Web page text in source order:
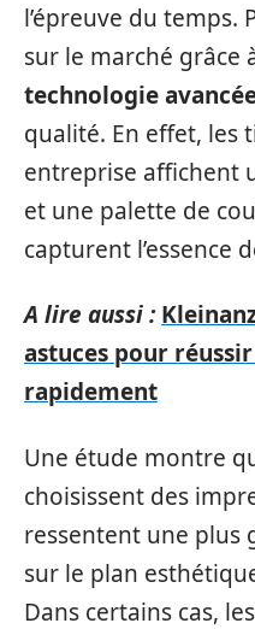
l’épreuve du temps.
sur le marché grâce
technologie
qualité. En effet, les
entreprise affichent
et une palette de
capturent l’essence
A lire aussi :
astuces pour
rapidement
Une étude montre
choisissent des
ressentent une plus
sur le plan
Dans certains cas,